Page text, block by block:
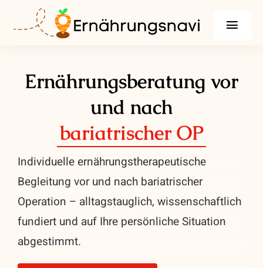
Inhalt
Beschwerden & Erkrankungen
Über mich
Ratgeber
Kontakt / Termin vereinbaren
Ernährungsberatung vor
und nach
bariatrischer OP
Individuelle ernährungstherapeutische
Begleitung vor und nach bariatrischer
Operation – alltagstauglich, wissenschaftlich
fundiert und auf Ihre persönliche Situation
abgestimmt.